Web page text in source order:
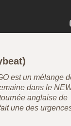
est un mélange
dans le
anglaise de
une des